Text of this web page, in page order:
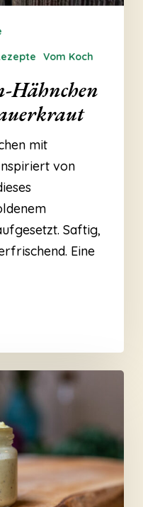
Vom Koch
Hähnchen
mit
von
Saftig,
Eine